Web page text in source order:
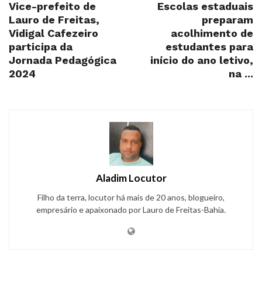
Vice-prefeito de
Lauro de Freitas,
Vidigal Cafezeiro
participa da
Jornada Pedagógica
2024
Escolas estaduais
preparam
acolhimento de
estudantes para
início do ano letivo,
na ...
Aladim Locutor
Filho da terra, locutor há mais de 20 anos, blogueiro,
empresário e apaixonado por Lauro de Freitas-Bahia.